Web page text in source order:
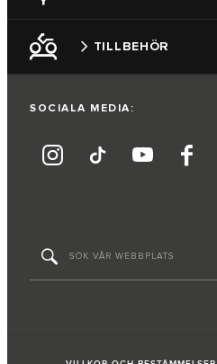
TILLBEHÖR
SOCIALA MEDIA: